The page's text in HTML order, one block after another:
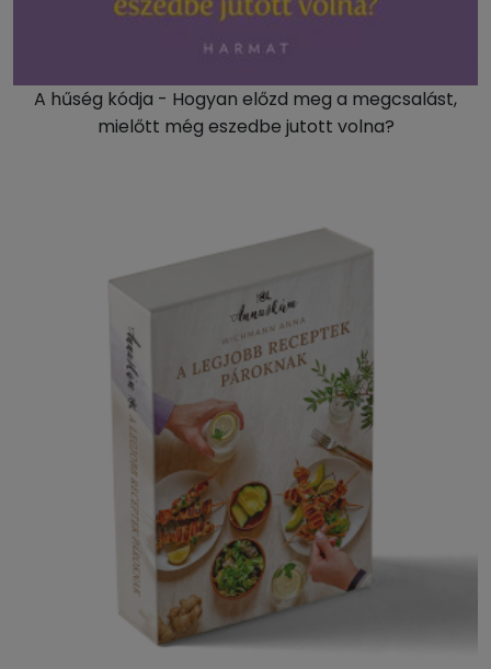
A hűség kódja - Hogyan előzd meg a megcsalást,
mielőtt még eszedbe jutott volna?